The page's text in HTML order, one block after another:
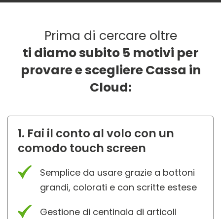
Prima di cercare oltre
ti diamo subito 5 motivi per
provare e scegliere Cassa in
Cloud:
1. Fai il conto al volo con un
comodo touch screen
Semplice da usare grazie a bottoni
grandi, colorati e con scritte estese
Gestione di centinaia di articoli